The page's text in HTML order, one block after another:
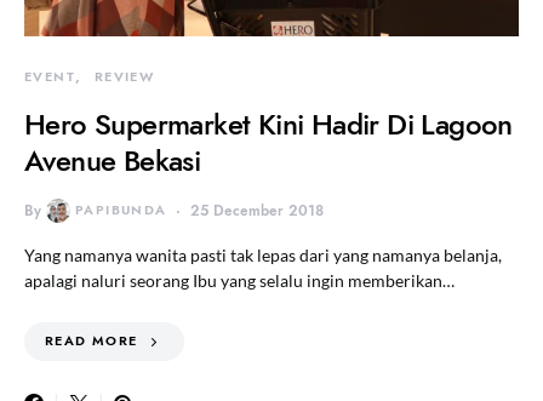
EVENT REVIEW
Hero Supermarket Kini Hadir Di Lagoon
Avenue Bekasi
By PAPIBUNDA 25 December 2018
Yang namanya wanita pasti tak lepas dari yang namanya belanja,
apalagi naluri seorang Ibu yang selalu ingin memberikan…
READ MORE